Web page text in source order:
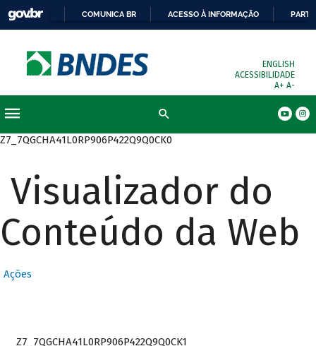
COMUNICA BR ACESSO À INFORMAÇÃO
ENGLISH
ACESSIBILIDADE
A+ A-
Z7_7QGCHA41L0RP906P422Q9Q0CK0
Visualizador do
Conteúdo da Web
Ações
Z7_7QGCHA41L0RP906P422Q9Q0CK1